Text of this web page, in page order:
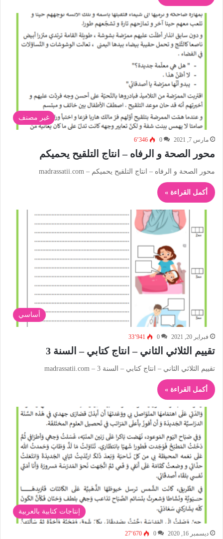
غير مصنف
مارس 7, 2021 0 6٬346
محور الصحة و الرفاه – انتاج التلقيح يحميكم
محور الصحة و الرفاه – انتاج التلقيح يحميكم – madrassatii.com
أكمل القراءة »
أساسي
فبراير 20, 2021 0 33٬941
تقييم الثلاثي الثاني – انتاج كتابي – السنة 3
تقييم الثلاثي الثاني – انتاج كتابي – السنة 3 – madrassatii.com
أكمل القراءة »
إنتاجات كتابية بالعربية
ديسمبر 16, 2020 0 27٬670